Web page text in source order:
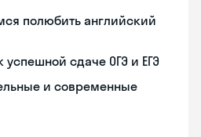
полюбить английский
успешной сдаче ОГЭ и ЕГЭ
и современные